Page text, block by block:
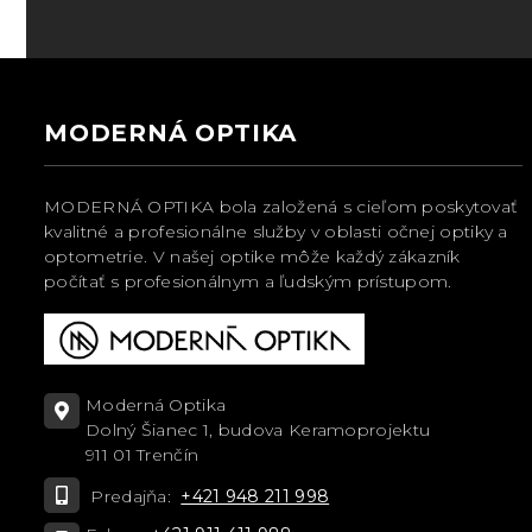
MODERNÁ OPTIKA
MODERNÁ OPTIKA bola založená s cieľom poskytovať
kvalitné a profesionálne služby v oblasti očnej optiky a
optometrie. V našej optike môže každý zákazník
počítať s profesionálnym a ľudským prístupom.
Moderná Optika
Dolný Šianec 1, budova Keramoprojektu
911 01 Trenčín
Predajňa: +421 948 211 998